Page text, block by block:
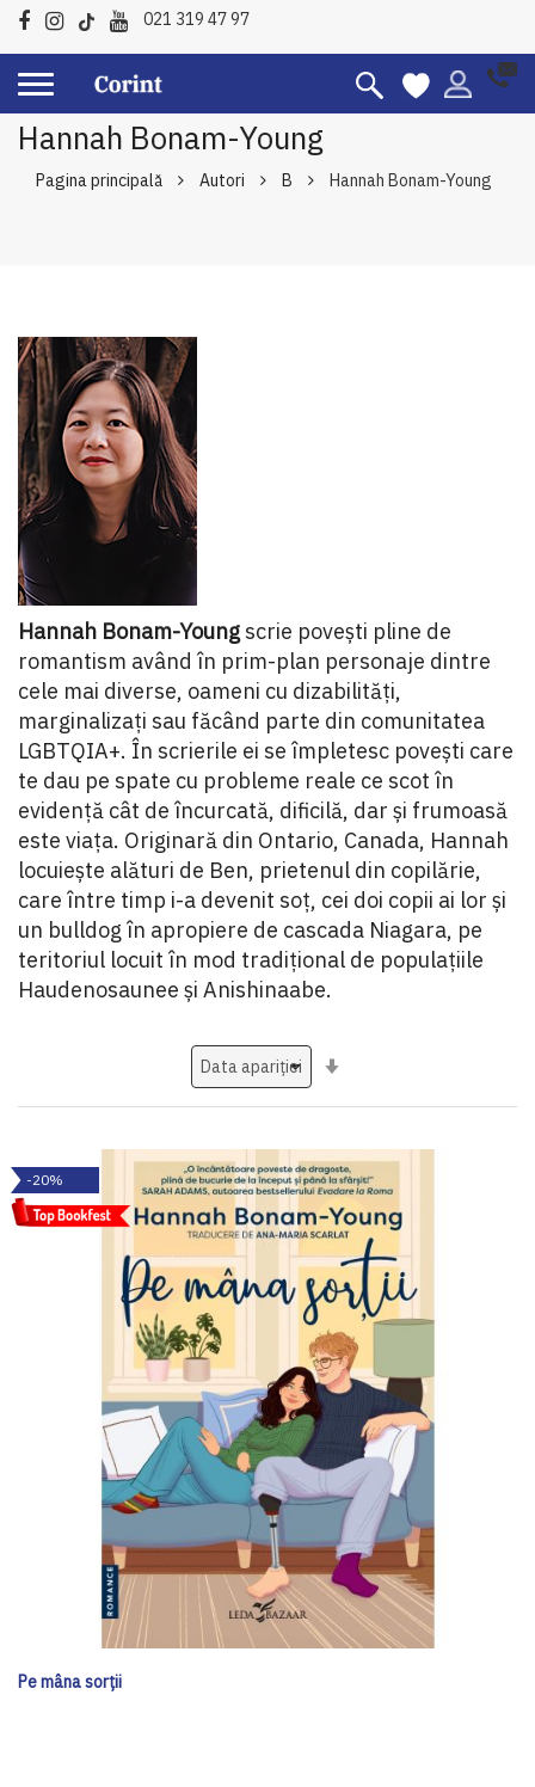
021 319 47 97
Hannah Bonam-Young
Pagina principală Autori B Hannah Bonam-Young
Hannah Bonam-Young scrie povești pline de
romantism având în prim-plan personaje dintre
cele mai diverse, oameni cu dizabilități,
marginalizați sau făcând parte din comunitatea
LGBTQIA+. În scrierile ei se împletesc povești care
te dau pe spate cu probleme reale ce scot în
evidență cât de încurcată, dificilă, dar și frumoasă
este viața. Originară din Ontario, Canada, Hannah
locuiește alături de Ben, prietenul din copilărie,
care între timp i-a devenit soț, cei doi copii ai lor și
un bulldog în apropiere de cascada Niagara, pe
teritoriul locuit în mod tradițional de populațiile
Haudenosaunee și Anishinaabe.
-20%
Pe mâna sorții